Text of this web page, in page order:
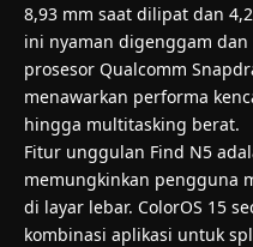
8,93 mm saat dilipat dan
ini nyaman digenggam
prosesor Qualcomm
menawarkan performa
hingga multitasking berat.
Fitur unggulan Find N5
memungkinkan pengguna
di layar lebar. ColorOS 15
kombinasi aplikasi untuk